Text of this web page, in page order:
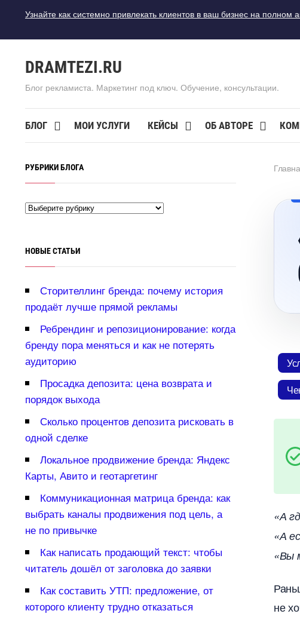
Узнайте как системно привлекать клиентов в ваш бизнес на полном
DRAMTEZI.RU
Блог рекламиста. Маркетинг под ключ. Обучение, консультации.
БЛОГ МОИ УСЛУГИ КЕЙСЫ ОБ АВТОРЕ
«А
«А
«Вы
не
РУБРИКИ БЛОГА
НОВЫЕ СТАТЬИ
Сторителлинг бренда: почему история
продаёт лучше прямой рекламы
Ребрендинг и репозиционирование: когда
ренду пора меняться и как не потерять
аудиторию
Просадка депозита: цена возврата и
порядок выхода
Сколько процентов депозита рисковать
одной сделке
Локальное продвижение бренда: Яндекс
Карты, Авито и геотаргетин
Коммуникационная матрица бренда: как
ыбрать каналы продвижения под цель, а
не по привычке
Как написать продающий текст: чтобы
читатель дошёл от заголовка до заявки
Как составить УТП: предложение, от
которого клиенту трудно отказаться